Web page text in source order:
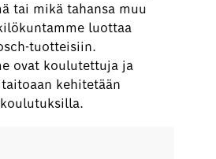
tai mikä tahansa muu
luottaa
tuotteisiin.
ovat koulutettuja ja
kehitetään